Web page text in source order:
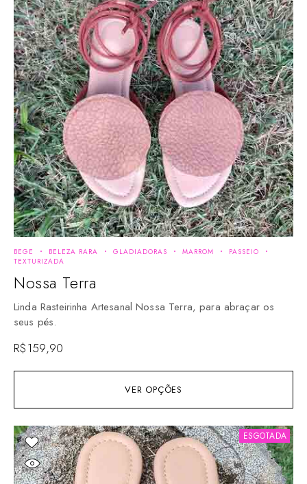
VER OPÇÕES
BEGE BELEZA RARA GLADIADORAS MARROM
PASSEIO
TEXTURIZADA
Nossa Terra
Linda Rasteirinha Artesanal Nossa Terra, para abraçar os
seus pés.
R$159,90
ESGOTADA